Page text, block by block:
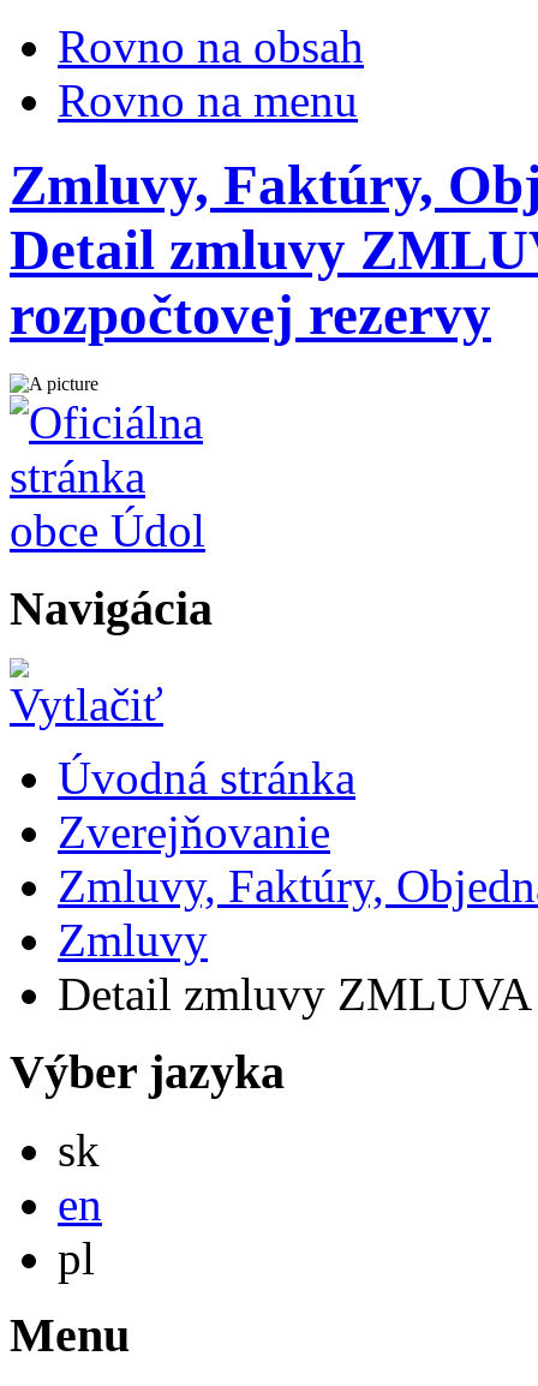
Rovno na obsah
Rovno na menu
Zmluvy, Faktúry,
Detail zmluvy
rozpočtovej rezervy
Navigácia
Úvodná stránka
Zverejňovanie
Zmluvy, Faktúry,
Zmluvy
Detail zmluvy
Výber jazyka
sk
en
pl
Menu